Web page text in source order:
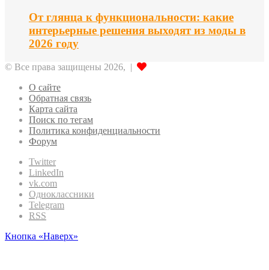
От глянца к функциональности: какие
интерьерные решения выходят из моды в
2026 году
© Все права защищены 2026, |
О сайте
Обратная связь
Карта сайта
Поиск по тегам
Политика конфиденциальности
Форум
Twitter
LinkedIn
vk.com
Одноклассники
Telegram
RSS
Кнопка «Наверх»